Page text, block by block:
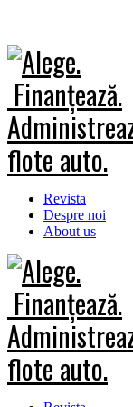
Revista
Despre noi
About us